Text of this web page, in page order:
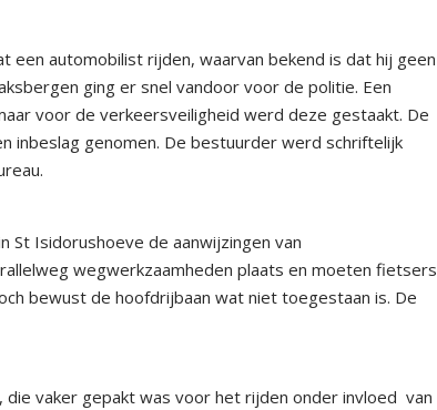
automobilist rijden, waarvan bekend is dat hij geen
ging er snel vandoor voor de politie. Een
voor de verkeersveiligheid werd deze gestaakt. De
inbeslag genomen. De bestuurder werd schriftelijk
Isidorushoeve de aanwijzingen van
wegwerkzaamheden plaats en moeten fietsers
bewust de hoofdrijbaan wat niet toegestaan is. De
vaker gepakt was voor het rijden onder invloed van